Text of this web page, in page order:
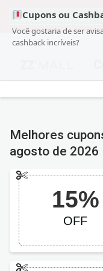
Cupons ou
Você gostaria de ser
cashback incríveis?
Melhores
agosto de 2026
15%
OFF